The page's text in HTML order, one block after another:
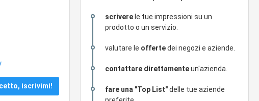
scrivere le tue impressioni su un
prodotto o un servizio.
valutare le offertedei negozi e aziende.
contattare direttamenteun'azienda.
fare una "Top List"delle tue aziende